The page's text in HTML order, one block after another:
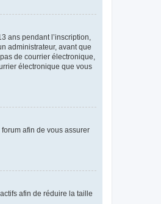
ans pendant l’inscription,
administrateur, avant que
de courrier électronique,
électronique que vous
afin de vous assurer
afin de réduire la taille